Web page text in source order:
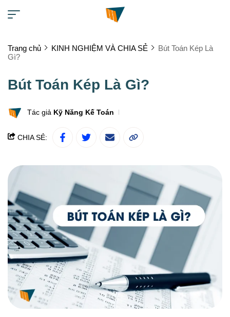
Trang chủ KINH NGHIỆM VÀ CHIA SẺ
Bút Toán Kép Là
Gì?
Bút Toán Kép Là Gì?
Tác giả Kỹ Năng Kế Toán
CHIA SẺ: